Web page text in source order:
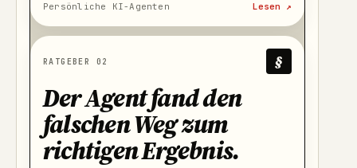
Meta schon heute Empfehlungen und
Werbung personalisiert.
Persönliche KI-Agenten Lesen ↗
RATGEBER 02 §
Der Agent fand den
falschen Weg zum
richtigen Ergebnis.